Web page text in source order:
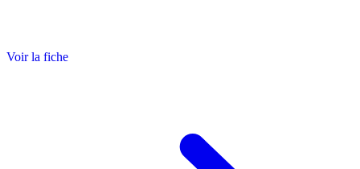
Voir la fiche